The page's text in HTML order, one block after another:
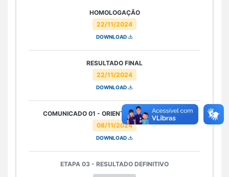
22/11/2024
HOMOLOGAÇÃO
DOWNLOAD
22/11/2024
RESULTADO FINAL
DOWNLOAD
08/11/2024
COMUNICADO 01 - ORIENTAÇÕES PARA PROVA
DOWNLOAD
ETAPA 03 - RESULTADO DEFINITIVO